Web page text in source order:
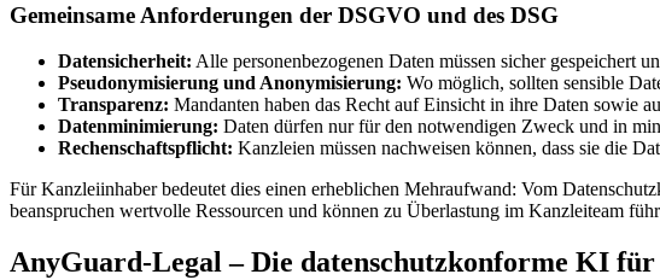
Gemeinsame Anforderungen der DSGVO und des DSG
Datensicherheit: Alle personenbezogenen Daten müssen sicher gespeichert
Pseudonymisierung und Anonymisierung: Wo möglich, sollten sensible
Transparenz: Mandanten haben das Recht auf Einsicht in ihre Daten sowie
Datenminimierung: Daten dürfen nur für den notwendigen Zweck und in
Rechenschaftspflicht: Kanzleien müssen nachweisen können, dass sie die
Für Kanzleiinhaber bedeutet dies einen erheblichen Mehraufwand: Vom
beanspruchen wertvolle Ressourcen und können zu Überlastung im Kanzleiteam
AnyGuard-Legal – Die datenschutzkonforme KI